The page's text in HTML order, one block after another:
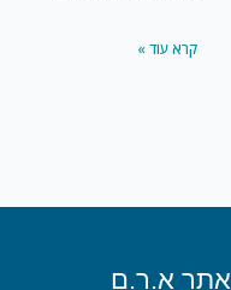
קרא עוד »
אתר א.ר.ם